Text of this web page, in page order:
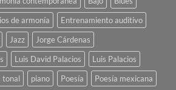
de armonía
Entrenamiento auditivo
Jazz
Jorge Cárdenas
Luis David Palacios
Luis Palacios
tonal piano Poesía Poesía mexicana